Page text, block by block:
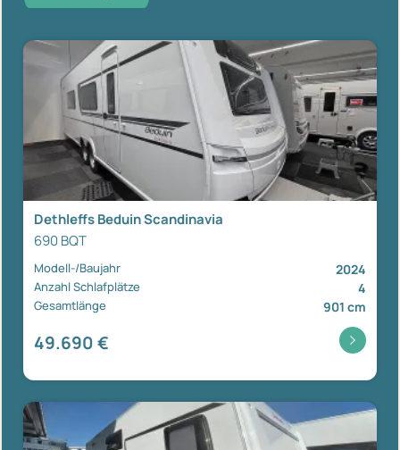
Dethleffs Beduin Scandinavia
690 BQT
Modell-/Baujahr 2024
Anzahl Schlafplätze 4
Gesamtlänge 901 cm
49.690 €